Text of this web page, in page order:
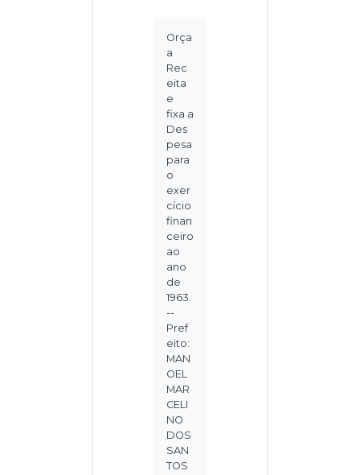
Orça
a
Rec
eita
e
fixa a
Des
pesa
para
o
exer
cício
finan
ceiro
ao
ano
de
1963.
--
Pref
eito:
MAN
OEL
MAR
CELI
NO
DOS
SAN
TOS